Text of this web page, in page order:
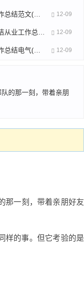
12-09
12-09
12-09
的那一刻，带着亲朋
那一刻，带着亲朋好友
样的事。但它考验的是